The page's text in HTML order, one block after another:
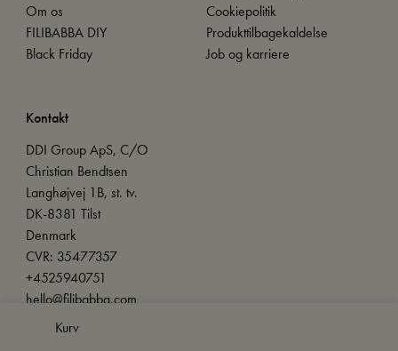
Kurv
Om os
FILIBABBA DIY
Black Friday
Cookiepolitik
Produkttilbagekaldelse
Job og karriere
Kontakt
DDI Group ApS, C/O
Christian Bendtsen
Langhøjvej 1B, st. tv.
DK-8381 Tilst
Denmark
CVR: 35477357
+4525940751
hello@filibabba.com